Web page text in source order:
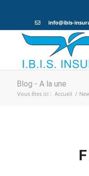
info@ibis-
Blog - A la une
Vous êtes ici : Accueil /